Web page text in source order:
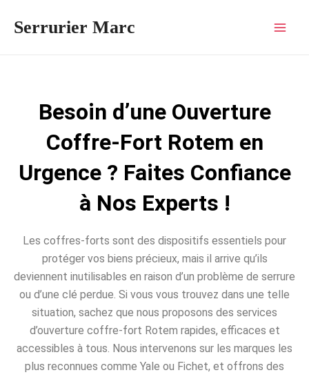
Serrurier Marc
Besoin d’une Ouverture
Coffre-Fort Rotem en
Urgence ? Faites Confiance
à Nos Experts !
Les coffres-forts sont des dispositifs essentiels pour
protéger vos biens précieux, mais il arrive qu’ils
deviennent inutilisables en raison d’un problème de serrure
ou d’une clé perdue. Si vous vous trouvez dans une telle
situation, sachez que nous proposons des services
d’ouverture coffre-fort Rotem rapides, efficaces et
accessibles à tous. Nous intervenons sur les marques les
plus reconnues comme Yale ou Fichet, et offrons des